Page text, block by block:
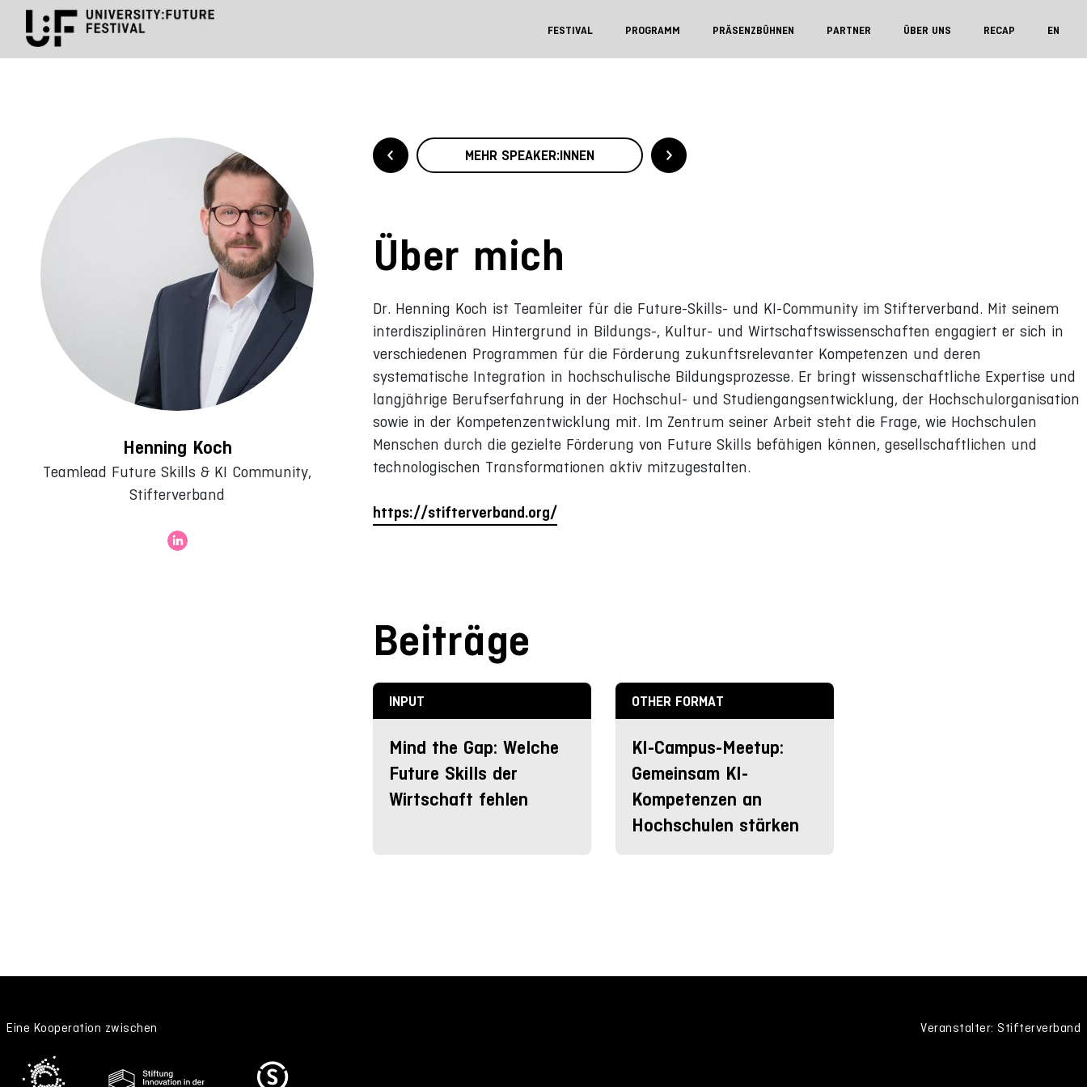
FESTIVAL PROGRAMM PRÄSENZBÜHNEN PARTNER ÜBER UNS RECAP EN
Henning Koch
Teamlead Future Skills & KI Community,
Stifterverband
MEHR SPEAKER:INNEN
Über mich
Dr. Henning Koch ist Teamleiter für die Future-Skills- und KI-Community im Stifterverband. Mit seinem
interdisziplinären Hintergrund in Bildungs-, Kultur- und Wirtschaftswissenschaften engagiert er sich in
verschiedenen Programmen für die Förderung zukunftsrelevanter Kompetenzen und deren
systematische Integration in hochschulische Bildungsprozesse. Er bringt wissenschaftliche Expertise und
langjährige Berufserfahrung in der Hochschul- und Studiengangsentwicklung, der Hochschulorganisation
sowie in der Kompetenzentwicklung mit. Im Zentrum seiner Arbeit steht die Frage, wie Hochschulen
Menschen durch die gezielte Förderung von Future Skills befähigen können, gesellschaftlichen und
technologischen Transformationen aktiv mitzugestalten.
https://stifterverband.org/
Beiträge
INPUT
Mind the Gap: Welche
Future Skills der
Wirtschaft fehlen
OTHER FORMAT
KI-Campus-Meetup:
Gemeinsam KI-
Kompetenzen an
Hochschulen stärken
Eine Kooperation zwischen Veranstalter: Stifterverband